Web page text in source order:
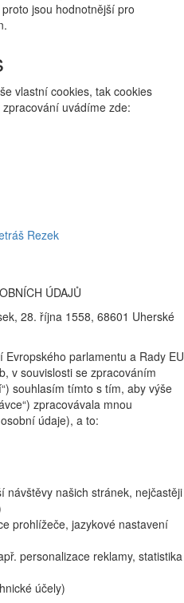
jsou hodnotnější pro
vlastní cookies, tak cookies
uvádíme zde:
Rezek
ÚDAJŮ
28. října 1558, 68601 Uherské
parlamentu a Rady EU
v souvislosti se zpracováním
souhlasím tímto s tím, aby výše
zpracovávala mnou
údaje), a to:
návštěvy našich stránek, nejčastěji
prohlížeče, jazykové nastavení
personalizace reklamy, statistika
účely)